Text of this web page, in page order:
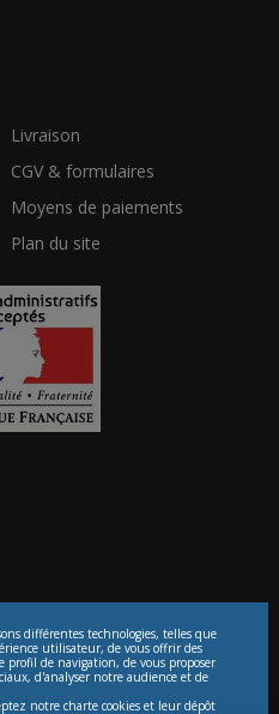
différentes technologies, telles que
utilisateur, de vous offrir des
profil de navigation, de vous proposer
d'analyser notre audience et de
notre charte cookies et leur dépôt
Livraison
CGV & formulaires
Moyens de paiements
Plan du site